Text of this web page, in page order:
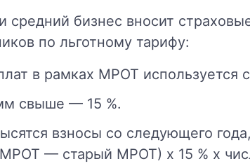
средний бизнес вносит
по льготному тарифу:
в рамках МРОТ используется
свыше — 15 %.
взносы со следующего
— старый МРОТ) x 15 % x